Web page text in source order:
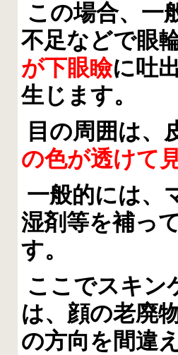
この場合、一
不足などで眼
が下眼瞼に吐
生じます。
目の周囲は、
の色が透けて
一般的には、
湿剤等を補っ
す。
ここでスキン
は、顔の老廃
の方向を間違